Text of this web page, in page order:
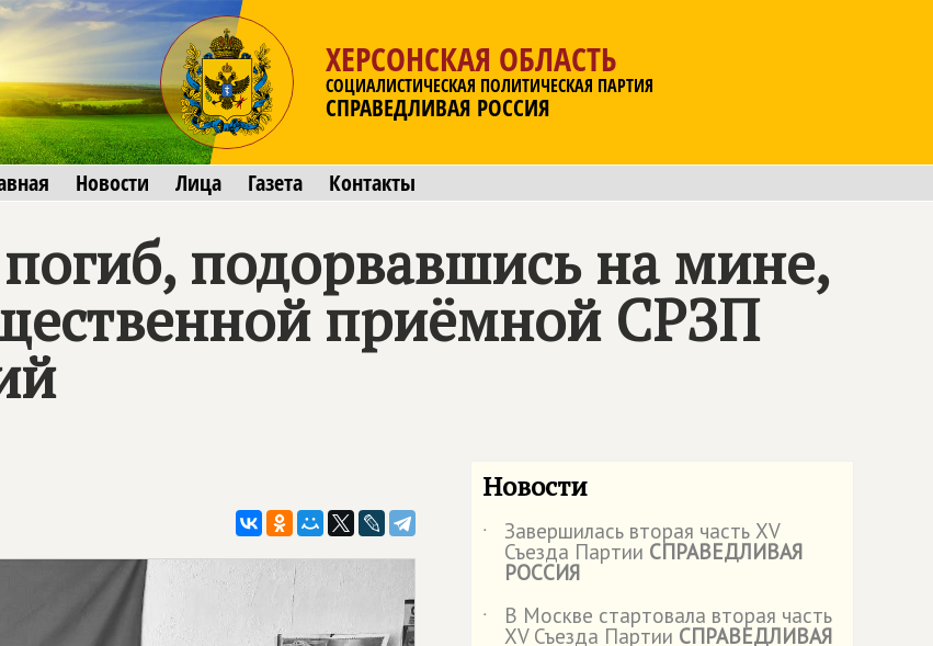
ХЕРСОНСКАЯ ОБЛАСТЬ
СОЦИАЛИСТИЧЕСКАЯ ПОЛИТИЧЕСКАЯ ПАРТИЯ
СПРАВЕДЛИВАЯ РОССИЯ
Новости Лица Газета Контакты
подорвавшись на мине,
приёмной СРЗП
Новости
˙ Завершилась вторая часть XV
Съезда Партии СПРАВЕДЛИВАЯ
РОССИЯ
˙
В Москве стартовала вторая часть
XV Съезда Партии СПРАВЕДЛИВАЯ